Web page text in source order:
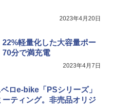
2023年4月20日
22%軽量化した大容量ポー
70分で満充電
2023年4月7日
ロe-bike「PSシリーズ」
ーティング。非売品オリジ